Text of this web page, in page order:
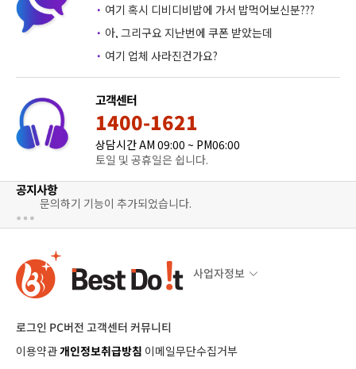
· 여기 혹시 디비디비밥에 가서 밥먹어보신분???
· 아, 그리구요 지난번에 쿠폰 받았는데
· 여기 업체 사라진건가요?
고객센터
1400-1621
상담시간 AM 09:00 ~ PM06:00
토일 및 공휴일은 쉽니다.
공지사항
문의하기 기능이 추가되었습니다.
사업자정보
로그인 PC버전 고객센터 커뮤니티
이용약관개인정보취급방침 이메일무단수집거부